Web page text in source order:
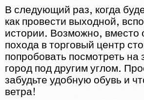
В следующий раз, когда
как провести выходной,
истории. Возможно, вместо
похода в торговый центр
попробовать посмотреть на
город под другим углом.
забудьте удобную обувь и
ветра!